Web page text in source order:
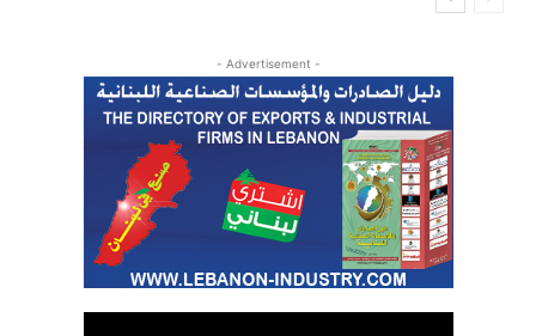
- Advertisement -